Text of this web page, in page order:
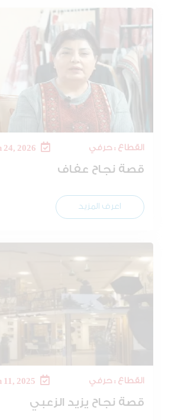
القطاع : حرفي
قصة نجاح عفاف
اعرف المزيد
القطاع : حرفي
قصة نجاح يزيد الزعبي